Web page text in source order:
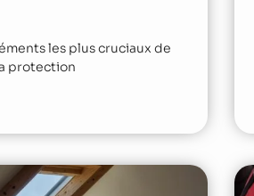
les plus cruciaux de
protection